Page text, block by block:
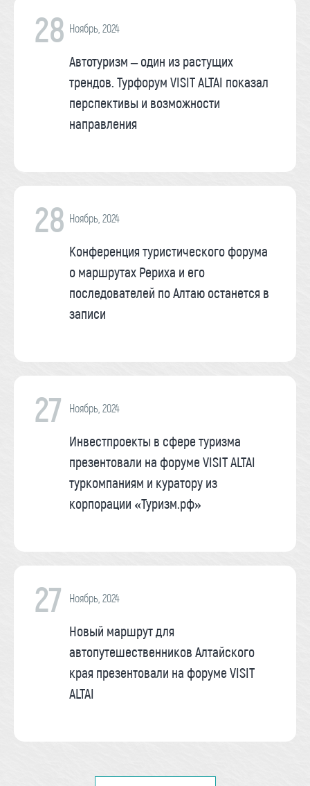
28 Ноябрь, 2024
Автотуризм – один из растущих
трендов. Турфорум VISIT ALTAI показал
перспективы и возможности
направления
28 Ноябрь, 2024
Конференция туристического форума
о маршрутах Рериха и его
последователей по Алтаю останется в
записи
27 Ноябрь, 2024
Инвестпроекты в сфере туризма
презентовали на форуме VISIT ALTAI
туркомпаниям и куратору из
корпорации «Туризм.рф»
27 Ноябрь, 2024
Новый маршрут для
автопутешественников Алтайского
края презентовали на форуме VISIT
ALTAI